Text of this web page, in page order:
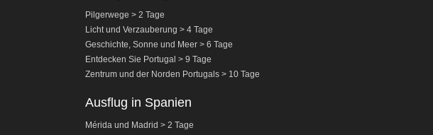
Pilgerwege > 2 Tage
Licht und Verzauberung > 4 Tage
Geschichte, Sonne und Meer > 6 Tage
Entdecken Sie Portugal > 9 Tage
Zentrum und der Norden Portugals > 10 Tage
Ausflug in Spanien
Mérida und Madrid > 2 Tage